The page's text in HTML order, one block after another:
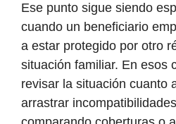
Ese punto sigue siendo
cuando un beneficiario
a estar protegido por otro
situación familiar. En esos
revisar la situación cuanto
arrastrar